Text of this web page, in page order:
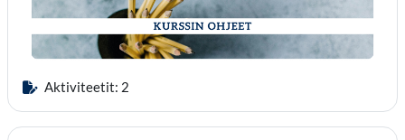
Aktiviteetit: 2